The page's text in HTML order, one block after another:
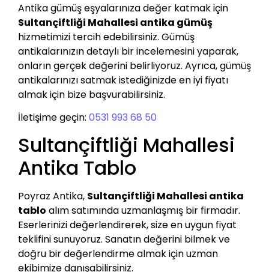
Antika gümüş eşyalarınıza değer katmak için
Sultançiftliği Mahallesi antika gümüş
hizmetimizi tercih edebilirsiniz. Gümüş
antikalarınızın detaylı bir incelemesini yaparak,
onların gerçek değerini belirliyoruz. Ayrıca, gümüş
antikalarınızı satmak istediğinizde en iyi fiyatı
almak için bize başvurabilirsiniz.
İletişime geçin: 0531 993 68 50
Sultançiftliği Mahallesi
Antika Tablo
Poyraz Antika, Sultançiftliği Mahallesi antika
tablo alım satımında uzmanlaşmış bir firmadır.
Eserlerinizi değerlendirerek, size en uygun fiyat
teklifini sunuyoruz. Sanatın değerini bilmek ve
doğru bir değerlendirme almak için uzman
ekibimize danışabilirsiniz.